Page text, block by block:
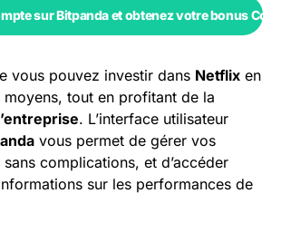
sur Bitpanda et obtenez votre bonus
vous pouvez investir dans Netflix en
tout en profitant de la
. L’interface utilisateur
vous permet de gérer vos
complications, et d’accéder
sur les performances de